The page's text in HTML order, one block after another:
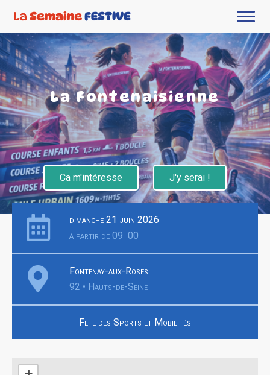
La Fontenaisienne
Ca m'intéresse J'y serai !
dimanche 21 juin 2026
à partir de 09h00
Fontenay-aux-Roses
92 • Hauts-de-Seine
Fête des Sports et Mobilités